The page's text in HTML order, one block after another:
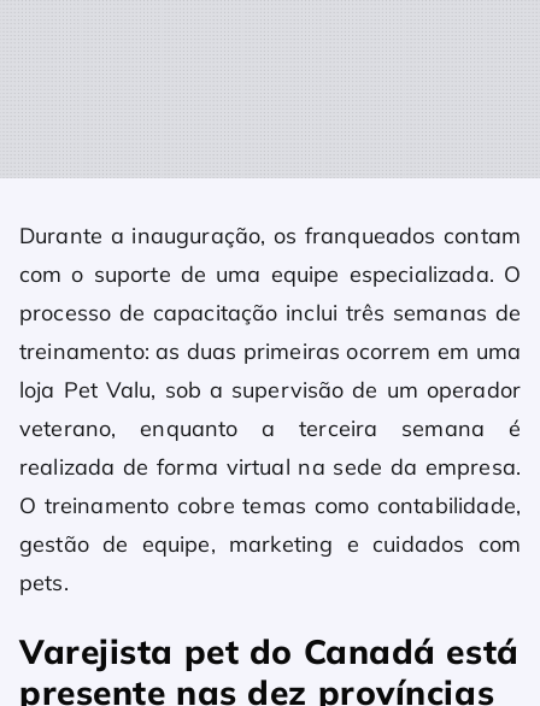
Durante a inauguração, os franqueados contam
com o suporte de uma equipe especializada. O
processo de capacitação inclui três semanas de
treinamento: as duas primeiras ocorrem em uma
loja Pet Valu, sob a supervisão de um operador
veterano, enquanto a terceira semana é
realizada de forma virtual na sede da empresa.
O treinamento cobre temas como contabilidade,
gestão de equipe, marketing e cuidados com
pets.
Varejista pet do Canadá está
presente nas dez províncias